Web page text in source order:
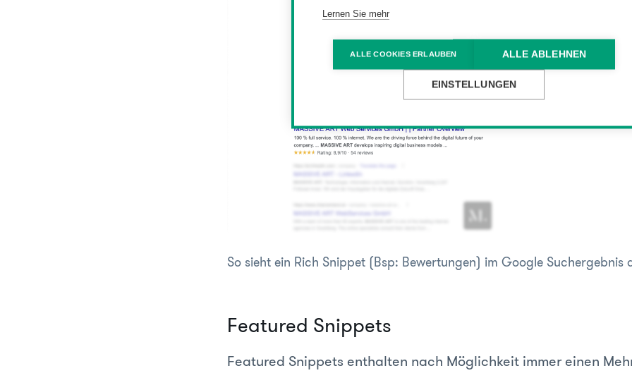
Lernen Sie mehr
ALLE COOKIES ERLAUBEN ALLE ABLEHNEN
EINSTELLUNGEN
So sieht ein Rich Snippet (Bsp: Bewertungen) im Google Suchergebnis
Featured Snippets
Featured Snippets enthalten nach Möglichkeit immer einen